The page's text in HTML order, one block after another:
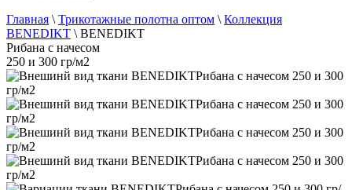
Главная \ Трикотажные полотна оптом \ Коллекция
BENEDIKT \ BENEDIKT
Рибана с начесом
250 и 300 гр/м2